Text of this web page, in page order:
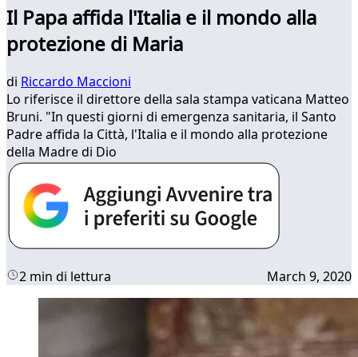
Il Papa affida l'Italia e il mondo alla
protezione di Maria
di Riccardo Maccioni
Lo riferisce il direttore della sala stampa vaticana Matteo
Bruni. "In questi giorni di emergenza sanitaria, il Santo
Padre affida la Città, l'Italia e il mondo alla protezione
della Madre di Dio
2 min di lettura March 9, 2020